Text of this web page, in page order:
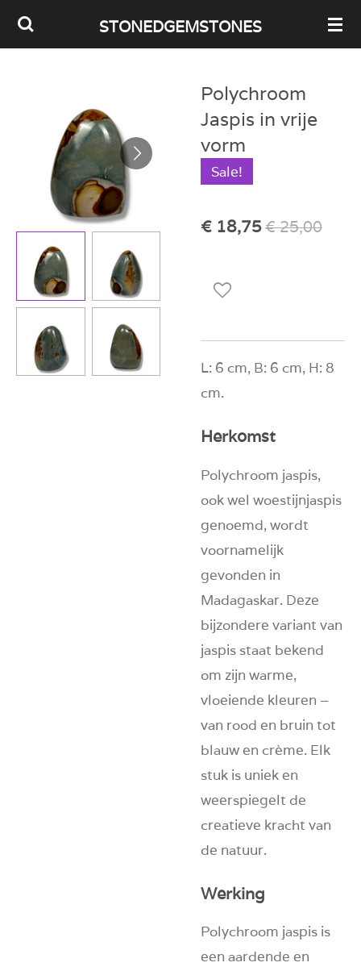
Ga
direct
hoofdinhoud
STONEDGEMSTONES
Polychroom
Jaspis in vrije
vorm
Sale!
€ 18,75€ 25,00
L: 6 cm, B: 6 cm, H: 8
cm.
Herkomst
Polychroom jaspis,
ook wel woestijnjaspis
genoemd, wordt
voornamelijk
gevonden in
Madagaskar. Deze
bijzondere variant van
jaspis staat bekend
om zijn warme,
vloeiende kleuren –
van rood en bruin tot
blauw en crème. Elk
stuk is uniek en
weerspiegelt de
creatieve kracht van
de natuur.
Werking
Polychroom jaspis is
een aardende en